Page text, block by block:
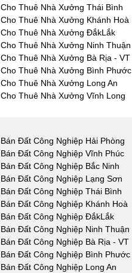
Cho Thuê Nhà Xưởng Thái Bình
Cho Thuê Nhà Xưởng Khánh Hoà
Cho Thuê Nhà Xưởng ĐắkLắk
Cho Thuê Nhà Xưởng Ninh Thuận
Cho Thuê Nhà Xưởng Bà Rịa - VT
Cho Thuê Nhà Xưởng Bình Phước
Cho Thuê Nhà Xưởng Long An
Cho Thuê Nhà Xưởng Vĩnh Long
Bán Đất Công Nghiệp Hải Phòng
Bán Đất Công Nghiệp Vĩnh Phúc
Bán Đất Công Nghiệp Bắc Ninh
Bán Đất Công Nghiệp Lạng Sơn
Bán Đất Công Nghiệp Thái Bình
Bán Đất Công Nghiệp Khánh Hoà
Bán Đất Công Nghiệp ĐắkLắk
Bán Đất Công Nghiệp Ninh Thuận
Bán Đất Công Nghiệp Bà Rịa - VT
Bán Đất Công Nghiệp Bình Phước
Bán Đất Công Nghiệp Long An